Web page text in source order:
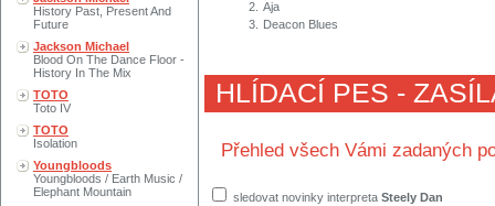
History Past, Present And
Future
Jackson Michael
Blood On The Dance Floor -
History In The Mix
TOTO
Toto IV
TOTO
Isolation
Youngbloods
Youngbloods / Earth Music /
Elephant Mountain
2. Aja
3.
Deacon Blues
HLÍDACÍ PES -
Přehled všech Vámi zadaných
sledovat novinky interpreta Steely Dan